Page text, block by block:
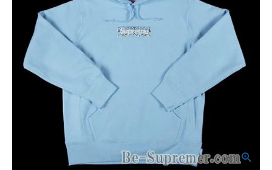
Supreme シュプ
リーム 19FW
Bandana Box
Logo Hooded
(税込)